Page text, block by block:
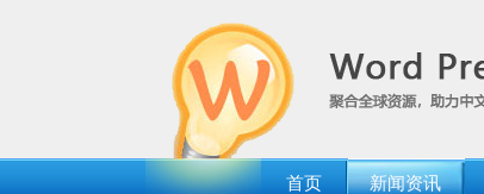
首页 新闻资讯